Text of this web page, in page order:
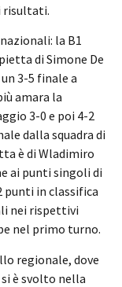
risultati.
la B1
di Simone De
3-5 finale a
amara la
3-0 e poi 4-2
dalla squadra di
è di Wladimiro
ai punti singoli di
punti in classifica
nei rispettivi
nel primo turno.
regionale, dove
è svolto nella